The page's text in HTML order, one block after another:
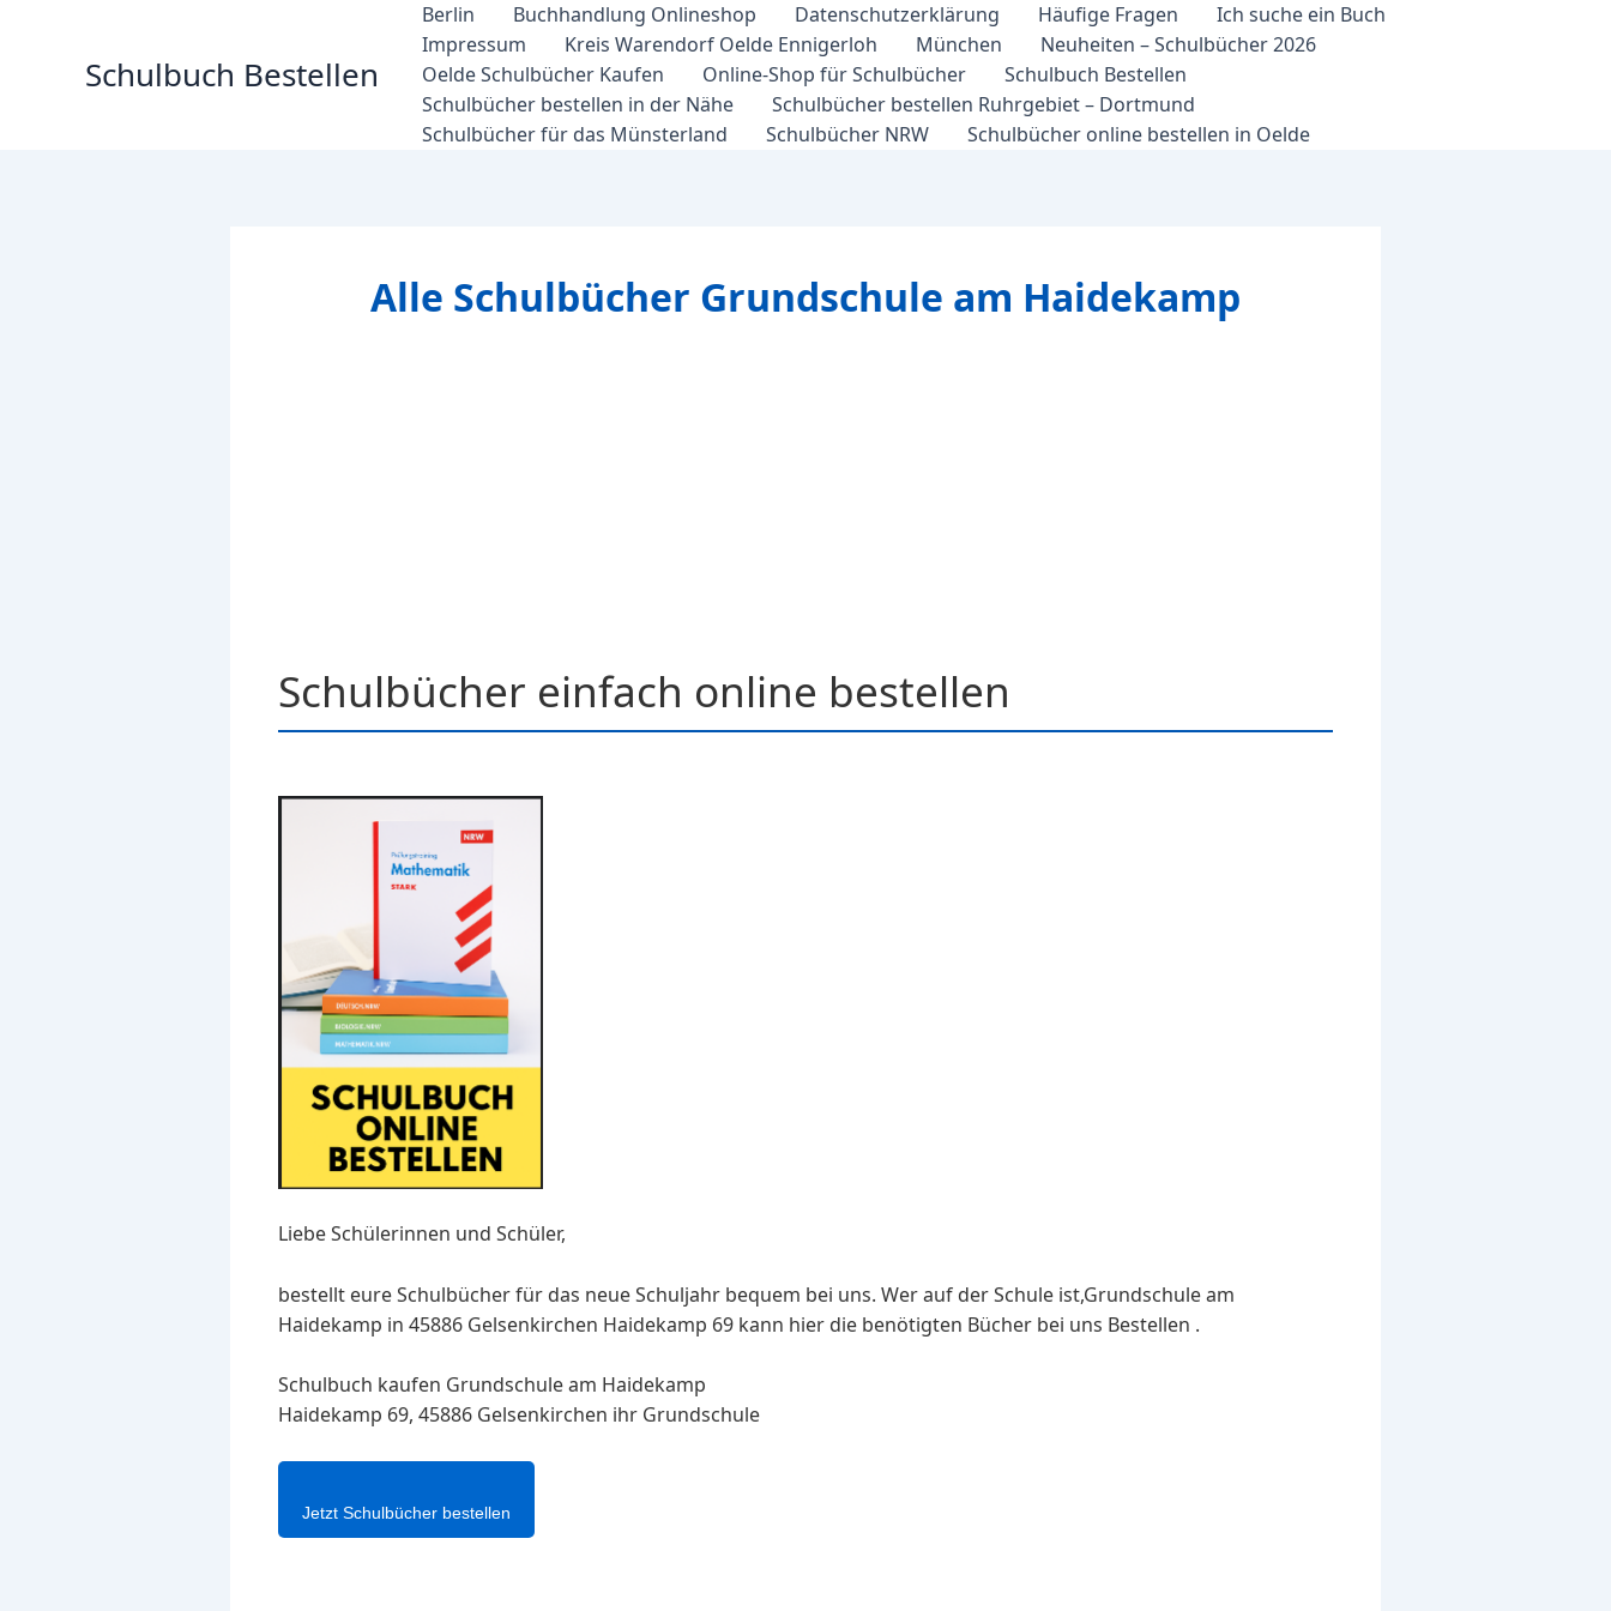
Schulbuch Bestellen
Berlin Buchhandlung Onlineshop Datenschutzerklärung Häufige Fragen
Ich suche ein Buch
Impressum
Kreis Warendorf Oelde Ennigerloh München
Neuheiten – Schulbücher 2026
Oelde Schulbücher Kaufen
Online-Shop für Schulbücher
Schulbuch Bestellen
Schulbücher bestellen in der Nähe
Schulbücher bestellen Ruhrgebiet – Dortmund
Schulbücher für das Münsterland
Schulbücher NRW Schulbücher online bestellen in Oelde
Alle Schulbücher Grundschule am Haidekamp
Schulbücher einfach online bestellen
Liebe Schülerinnen und Schüler,
bestellt eure Schulbücher für das neue Schuljahr bequem bei uns. Wer auf der Schule ist,Grundschule am
Haidekamp in 45886 Gelsenkirchen Haidekamp 69 kann hier die benötigten Bücher bei uns Bestellen .
Schulbuch kaufen Grundschule am Haidekamp
Haidekamp 69, 45886 Gelsenkirchen ihr Grundschule
Jetzt Schulbücher bestellen